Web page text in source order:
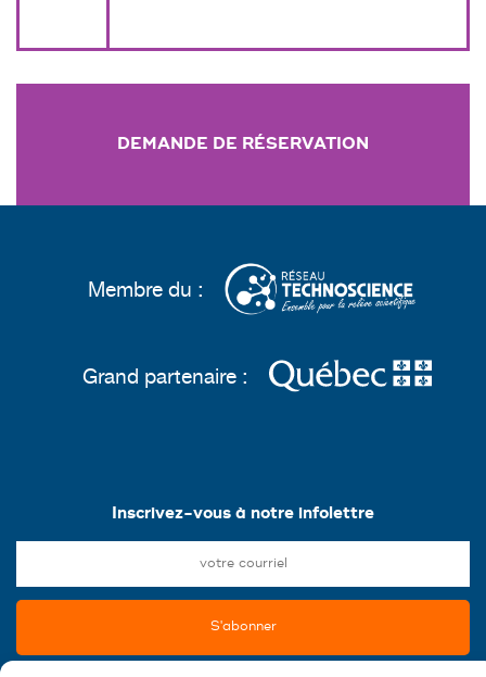
DEMANDE DE RÉSERVATION
Membre du :
Grand partenaire :
Inscrivez-vous à notre infolettre